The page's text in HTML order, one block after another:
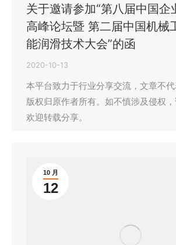
关于邀请参加“第八届中国企
高峰论坛暨 第二届中国机械
能润滑技术大会”的函
2020-10-13
本平台致力于行业分享交流，文章不代
版权归原作者所有。如不慎涉及侵权，
欢迎转载分享。
10 月
12